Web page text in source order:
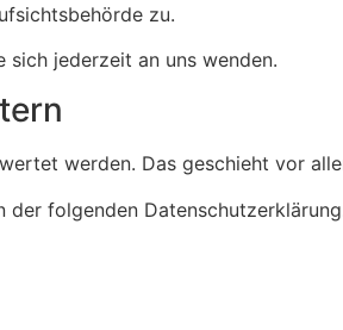
zu.
sich jederzeit an uns wenden.
werden. Das geschieht vor
der folgenden